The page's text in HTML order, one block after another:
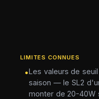
LIMITES CONNUES
•Les valeurs de
saison — le SL2
monter de 20-40W